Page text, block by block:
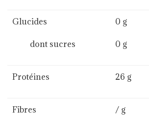
Glucides
dont sucres
0 g
0 g
Protéines 26 g
Fibres / g